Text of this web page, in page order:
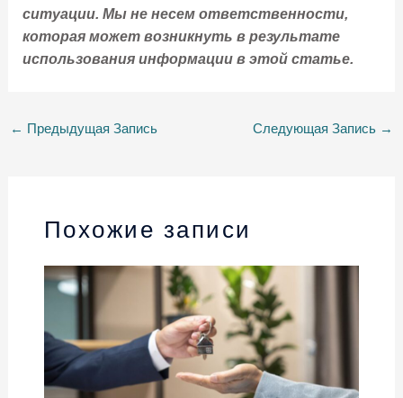
ситуации. Мы не несем ответственности,
которая может возникнуть в результате
использования информации в этой статье.
← Предыдущая Запись Следующая Запись →
Похожие записи